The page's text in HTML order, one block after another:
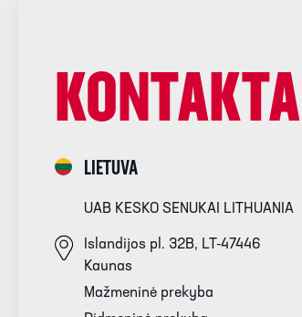
LIETUVA
UAB KESKO SENUKAI LITHUANIA
Islandijos pl. 32B, LT-47446
Kaunas
Mažmeninė prekyba